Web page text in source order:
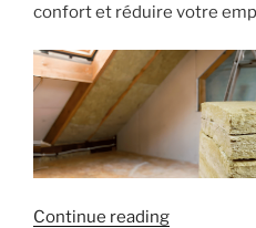
confort et réduire votre
Continue reading« Isolation